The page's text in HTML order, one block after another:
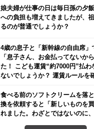
娘夫婦が仕事の日は毎日孫の夕
への負担も増えてきましたが、
るのが普通でしょうか？
4歳の息子と「新幹線の自由席」
「息子さん、お金払ってないか
た！ こども運賃“約7000円”払わ
ないでしょうか？ 運賃ルールを
食べる前のソフトクリームを落
換を依頼すると「新しいものを
れました。わざとではないのに